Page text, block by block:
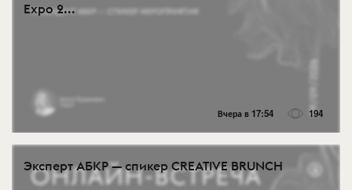
Expo 2...
Вчера в 17:54 194
Эксперт АБКР — спикер CREATIVE BRUNCH